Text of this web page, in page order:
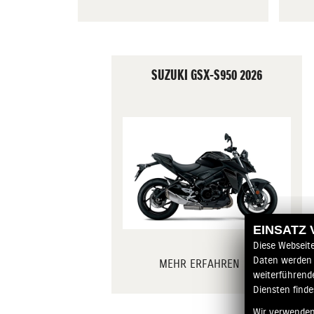
SUZUKI GSX-S950 2026
MEHR ERFAHREN
EINSATZ
Diese
Daten
Diensten